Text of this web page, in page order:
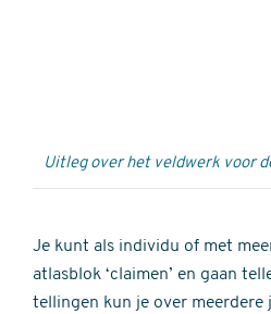
Uitleg over het veldwerk voor
Je kunt als individu of met
atlasblok ‘claimen’ en gaan
tellingen kun je over meerdere